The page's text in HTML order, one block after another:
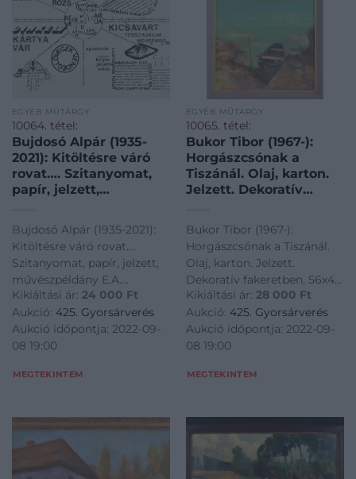
EGYÉB MŰTÁRGY
10064. tétel:
Bujdosó Alpár (1935-
2021): Kitöltésre váró
rovat…. Szitanyomat,
papír, jelzett,
Bujdosó Alpár (1935-2021):
Kitöltésre váró rovat....
Szitanyomat, papír, jelzett,
művészpéldány E.A.
jelzéssel, 42x57 cm<a
href="https://www.darabanth.com/hu/gyorsarveres/425/
es-grafikak/Festmenyek-es-
grafikak~500001/Bujdoso-Al
Kikiáltási ár: 24 000 Ft
Aukció: 425. Gyorsárverés
Aukció időpontja: 2022-09-
08 19:00
MEGTEKINTEM
EGYÉB MŰTÁRGY
10065. tétel:
Bukor Tibor (1967-):
Horgászcsónak a
Tiszánál. Olaj, karton.
Jelzett. Dekoratív
Bukor Tibor (1967-):
Horgászcsónak a Tiszánál.
Olaj, karton. Jelzett.
Dekoratív fakeretben. 56x40
cm<a
href="https://
es-grafikak/Festmenyek-es-
grafikak~500001/Bukor-
Kikiáltási ár: 28 000 Ft
Aukció: 425. Gyorsárverés
Aukció időpontja: 2022-09-
08 19:00
MEGTEKINTEM